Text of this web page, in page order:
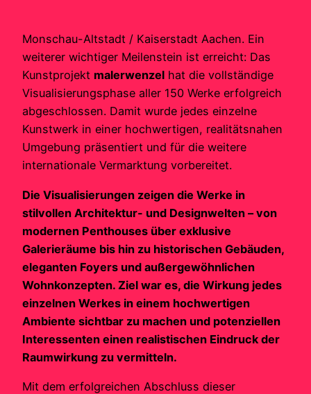
Monschau-Altstadt / Kaiserstadt Aachen. Ein
weiterer wichtiger Meilenstein ist erreicht: Das
Kunstprojekt malerwenzel hat die vollständige
Visualisierungsphase aller 150 Werke erfolgreich
abgeschlossen. Damit wurde jedes einzelne
Kunstwerk in einer hochwertigen, realitätsnahen
Umgebung präsentiert und für die weitere
internationale Vermarktung vorbereitet.
Die Visualisierungen zeigen die Werke in
stilvollen Architektur- und Designwelten – von
modernen Penthouses über exklusive
Galerieräume bis hin zu historischen Gebäuden,
eleganten Foyers und außergewöhnlichen
Wohnkonzepten. Ziel war es, die Wirkung jedes
einzelnen Werkes in einem hochwertigen
Ambiente sichtbar zu machen und potenziellen
Interessenten einen realistischen Eindruck der
Raumwirkung zu vermitteln.
Mit dem erfolgreichen Abschluss dieser